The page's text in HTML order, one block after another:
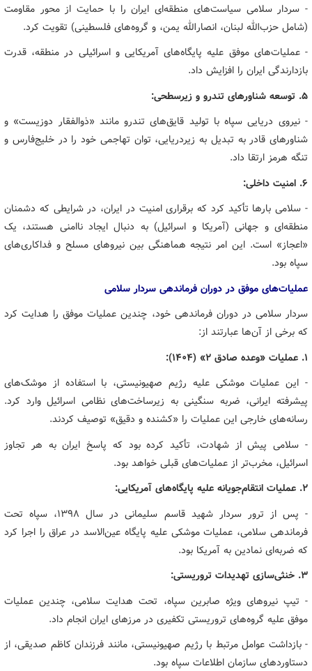
- سردار سلامی سیاست‌های منطقه‌ای ایران را با حمایت از محور مقاومت
(شامل حزب‌الله لبنان، انصارالله یمن، و گروه‌های فلسطینی) تقویت کرد.
- عملیات‌های موفق علیه پایگاه‌های آمریکایی و اسرائیلی در منطقه، قدرت
بازدارندگی ایران را افزایش داد.
۵. توسعه شناورهای تندرو و زیرسطحی:
- نیروی دریایی سپاه با تولید قایق‌های تندرو مانند «ذوالفقار دوزیست» و
شناورهای قادر به تبدیل به زیردریایی، توان تهاجمی خود را در خلیج‌فارس و
تنگه هرمز ارتقا داد.
۶. امنیت داخلی:
- سلامی بارها تأکید کرد که برقراری امنیت در ایران، در شرایطی که دشمنان
منطقه‌ای و جهانی (آمریکا و اسرائیل) به دنبال ایجاد ناامنی هستند، یک
«اعجاز» است. این امر نتیجه هماهنگی بین نیروهای مسلح و فداکاری‌های
سپاه بود.
عملیات‌های موفق در دوران فرماندهی سردار سلامی
سردار سلامی در دوران فرماندهی خود، چندین عملیات موفق را هدایت کرد
که برخی از آن‌ها عبارتند از:
۱. عملیات «وعده صادق ۲» (۱۴۰۴):
- این عملیات موشکی علیه رژیم صهیونیستی، با استفاده از موشک‌های
پیشرفته ایرانی، ضربه سنگینی به زیرساخت‌های نظامی اسرائیل وارد کرد.
رسانه‌های خارجی این عملیات را «کشنده و دقیق» توصیف کردند.
- سلامی پیش از شهادت، تأکید کرده بود که پاسخ ایران به هر تجاوز
اسرائیل، مخرب‌تر از عملیات‌های قبلی خواهد بود.
۲. عملیات انتقام‌جویانه علیه پایگاه‌های آمریکایی:
- پس از ترور سردار شهید قاسم سلیمانی در سال ۱۳۹۸، سپاه تحت
فرماندهی سلامی، عملیات موشکی علیه پایگاه عین‌الاسد در عراق را اجرا کرد
که ضربه‌ای نمادین به آمریکا بود.
۳. خنثی‌سازی تهدیدات تروریستی:
- تیپ نیروهای ویژه صابرین سپاه، تحت هدایت سلامی، چندین عملیات
موفق علیه گروه‌های تروریستی تکفیری در مرزهای ایران انجام داد.
- بازداشت عوامل مرتبط با رژیم صهیونیستی، مانند فرزندان کاظم صدیقی، از
دستاوردهای سازمان اطلاعات سپاه بود.